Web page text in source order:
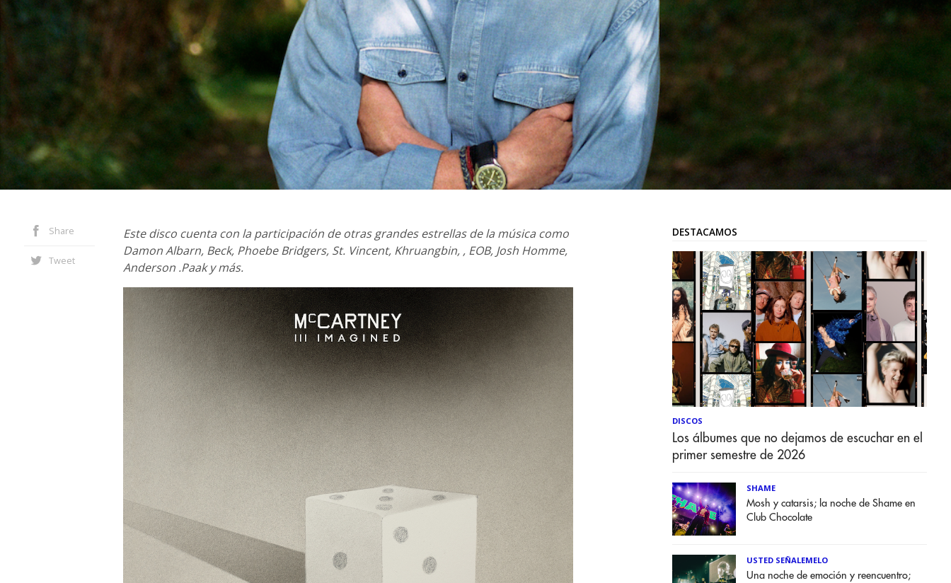
Share
Tweet
Este disco cuenta con la participación de otras grandes estrellas de la música como
Damon Albarn, Beck, Phoebe Bridgers, St. Vincent, Khruangbin, , EOB, Josh Homme,
Anderson .Paak y más.
DESTACAMOS
DISCOS
Los álbumes que no dejamos de escuchar en el
primer semestre de 2026
SHAME
Mosh y catarsis; la noche de Shame en
Club Chocolate
USTED SEÑALEMELO
Una noche de emoción y reencuentro;